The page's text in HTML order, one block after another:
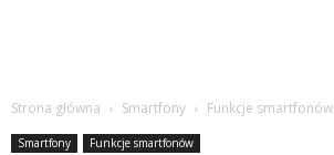
Strona główna Smartfony Funkcje smartfonów
Smartfony Funkcje smartfonów